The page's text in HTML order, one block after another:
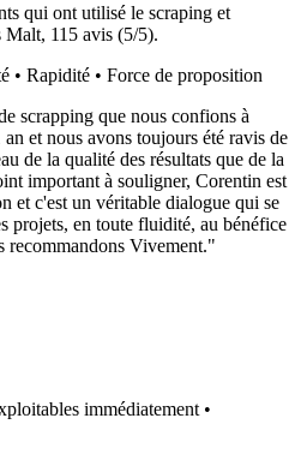
qui ont utilisé le scraping et
Malt, 115 avis (5/5).
• Rapidité • Force de proposition
scrapping que nous confions à
et nous avons toujours été ravis de
de la qualité des résultats que de la
important à souligner, Corentin est
et c'est un véritable dialogue qui se
projets, en toute fluidité, au bénéfice
recommandons Vivement."
immédiatement •